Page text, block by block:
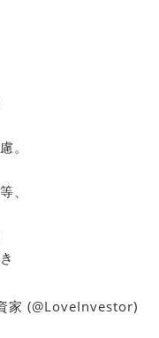
。
、
(@LoveInvestor)